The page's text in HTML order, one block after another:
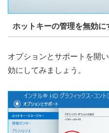
ホットキーの管理を無効に
オプションとサポートを開
効にしてみましょう。